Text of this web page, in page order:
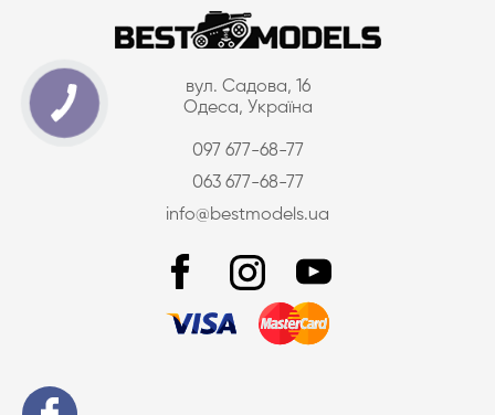
вул. Садова, 16
Одеса, Україна
097 677-68-77
063 677-68-77
info@bestmodels.ua